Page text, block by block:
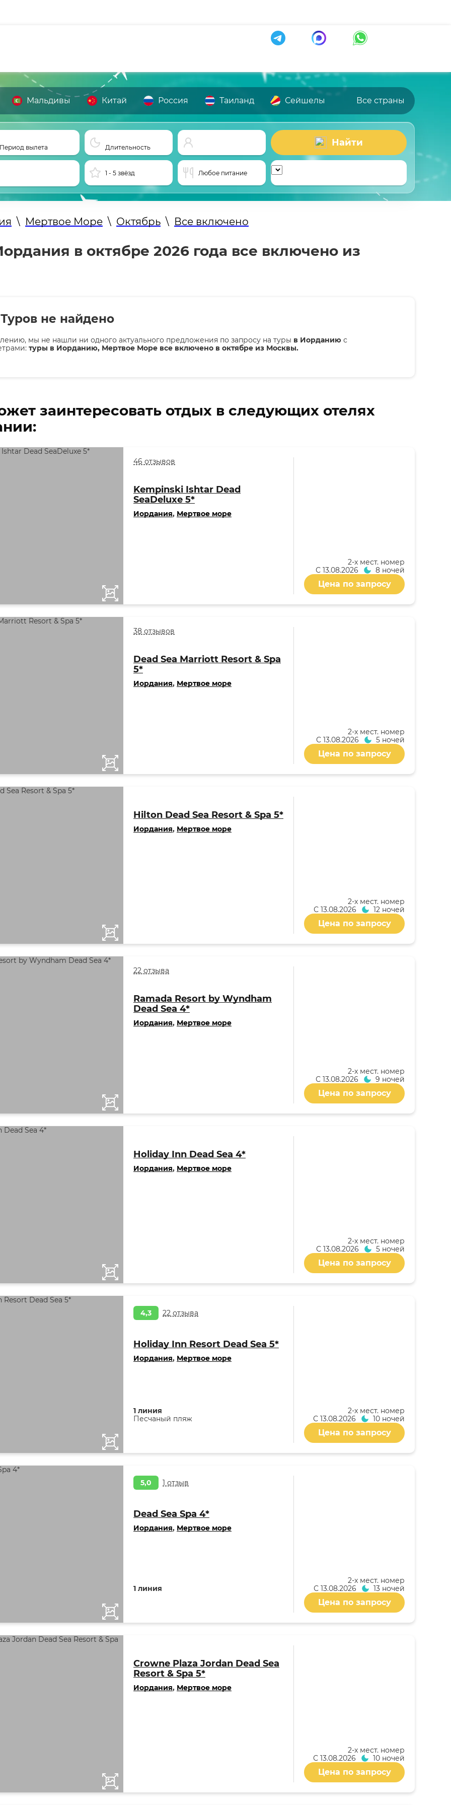
Мальдивы Китай Россия Таиланд Сейшелы Все страны
Период вылета Длительность Найти
1 - 5 звёзд Любое питание
\ Мертвое Море \ Октябрь \ Все включено
в октябре 2026 года все включено из
Туров не найдено
мы не нашли ни одного актуального предложения по запросу на туры в Иорданию с
туры в Иорданию, Мертвое Море все включено в октябре из Москвы.
заинтересовать отдых в следующих отелях
46 отзывов
Kempinski Ishtar Dead
SeaDeluxe 5*
Иордания, Мертвое море
2-x мест. номер
С 13.08.2026 8 ночей
Цена по запросу
38 отзывов
Dead Sea Marriott Resort & Spa
5*
Иордания, Мертвое море
2-x мест. номер
С 13.08.2026 5 ночей
Цена по запросу
Hilton Dead Sea Resort & Spa 5*
Иордания, Мертвое море
2-x мест. номер
С 13.08.2026 12 ночей
Цена по запросу
22 отзыва
Ramada Resort by Wyndham
Dead Sea 4*
Иордания, Мертвое море
2-x мест. номер
С 13.08.2026 9 ночей
Цена по запросу
Holiday Inn Dead Sea 4*
Иордания, Мертвое море
2-x мест. номер
С 13.08.2026 5 ночей
Цена по запросу
4,3 22 отзыва
Holiday Inn Resort Dead Sea 5*
Иордания, Мертвое море
1 линия
Песчаный пляж
2-x мест. номер
С 13.08.2026 10 ночей
Цена по запросу
5,0 1 отзыв
Dead Sea Spa 4*
Иордания, Мертвое море
1 линия
2-x мест. номер
С 13.08.2026 13 ночей
Цена по запросу
Crowne Plaza Jordan Dead Sea
Resort & Spa 5*
Иордания, Мертвое море
2-x мест. номер
С 13.08.2026 10 ночей
Цена по запросу